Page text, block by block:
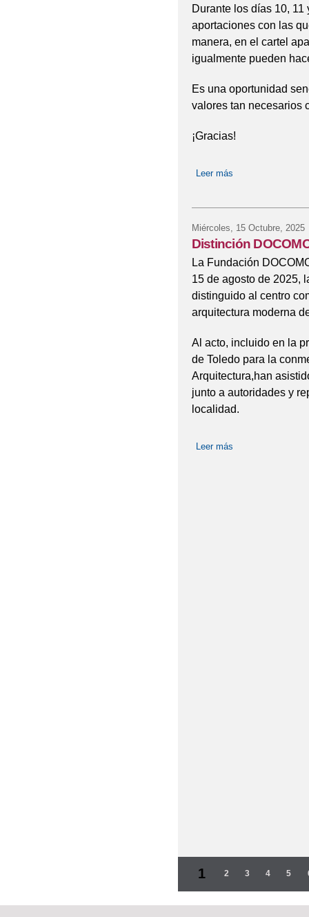
Durante los días 10,
aportaciones con las
manera, en el cartel
igualmente pueden
Es una oportunidad
valores tan necesarios
¡Gracias!
Leer más
Miércoles, 15 Octubre, 2025
Distinción
La Fundación
15 de agosto de 2025,
distinguido al centro
arquitectura moderna
Al acto, incluido en la
de Toledo para la
Arquitectura,han
junto a autoridades y
localidad.
Leer más
Páginas
1 2 3 4 5